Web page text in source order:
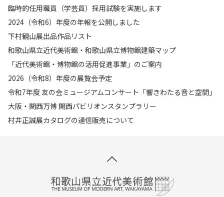
臨時的任用職員（学芸員）採用試験を実施します
2024（令和6）年度の年報を公開しました
下村観山展出品作品リスト
和歌山県立近代美術館・和歌山県立博物館建築マップ
「近代美術館・博物館の活用促進事業」のご案内
2026（令和8）年度の展覧会予定
令和7年度 友の会ミュージアムコンサート「響きわたる音と空間」
大阪・関西万博 関西パビリオンスタンプラリー
村井正誠展カタログの通信販売について